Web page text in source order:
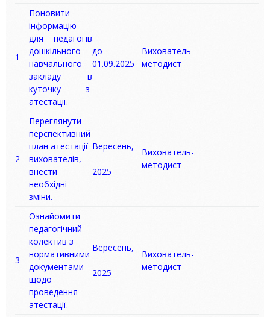
1
Поновити
інформацію
для педагогів
дошкільного
навчального
закладу в
куточку з
атестації.
до
01.09.2025
Вихователь-
методист
2
Переглянути
перспективний
план атестації
вихователів,
внести
необхідні
зміни.
Вересень,
2025
Вихователь-
методист
3
Ознайомити
педагогічний
колектив з
нормативними
документами
щодо
проведення
атестації.
Вересень,
2025
Вихователь-
методист